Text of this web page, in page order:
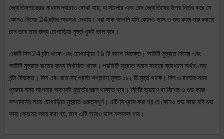
জ্যোতিষশাস্ত্রের মাধ্যম দ্বারাও বোঝা যায়, যা স্টার্লার এবং বেদ জ্যোতিষের উপর নির্ভর করে যে
কোনও দিনের 24 ঘন্টার অবস্থা দেখায়। ধরা যাক আপনি যদি কোনও ভাল ও শুভ কাজ শুরু করতে
চান তবে তার জন্য চোগাড়িয়া মুহুর্ত খুবই ভাল হবে।
একটি দিন 24 ঘন্টা থাকে এবং চোগাড়িয়া 16 টি ভাগে বিভক্ত। আটটি মুহুরাত দিনের এবং
আটটি মুহুরাত রাতের জন্য নির্ধারিত থাকে। প্রতিটি মুহুরাত সমান সময়ের ব্যবধানে অর্থাৎ দেড়
ঘন্টা বিভক্ত। দিন এবং রাত সহ প্রতি সপ্তাহে মূলত ১১২ টি মুহুর্ত থাকে। দিন ও রাতের সময়
পুজোর সময় আপনার অবশ্যই মুহুর্তের জ্ঞান থাকতে হবে। নির্দিষ্ট ভ্রমণে বা বিশেষ ও শুভ কাজ
সম্পাদনের সময় চোগাড়িয়া মুহুরাত গুরুত্বপূর্ণ। এটি বিশ্বাস করা হয় যে কোনও শুভ কাজ যদি শুভ
সময় ফ্রেমের সময় করা হয়, তবে এটি আরও ভাল ফলাফল পায়।